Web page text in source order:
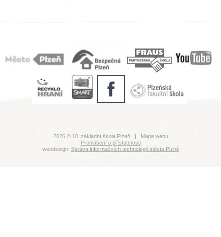
2026 © 10. základní škola Plzeň |
Mapa webu
Prohlášení o přístupnosti
webdesign: Správa informačních technologií města Plzně